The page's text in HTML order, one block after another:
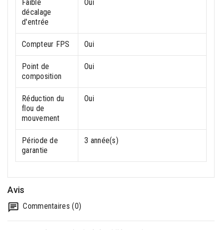
Faible
décalage
d'entrée
Oui
Compteur FPS Oui
Point de
composition
Oui
Réduction du
flou de
mouvement
Oui
Période de
garantie
3 année(s)
Avis
Commentaires (0)